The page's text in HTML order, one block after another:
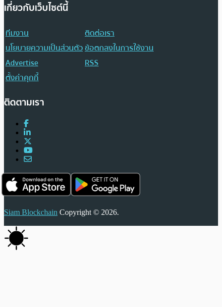
เกี่ยวกับเว็บไซต์นี้
ทีมงาน
ติดต่อเรา
นโยบายความเป็นส่วนตัวข้อตกลงในการใช้งาน
Advertise
RSS
ตั้งค่าคุกกี้
ติดตามเรา
Siam Blockchain Copyright © 2026.